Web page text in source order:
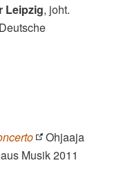
Leipzig, joht.
Ohjaaja
Musik 2011